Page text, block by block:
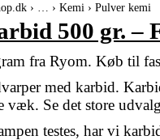
› … › Kemi › Pulver kemi
500 gr. –
fra Ryom. Køb til
med karbid.
væk. Se det store
testes, har vi